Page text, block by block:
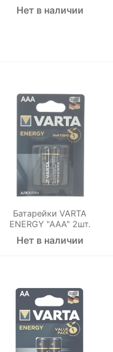
Нет в наличии
Батарейки VARTA
ENERGY "AAA" 2шт.
Нет в наличии